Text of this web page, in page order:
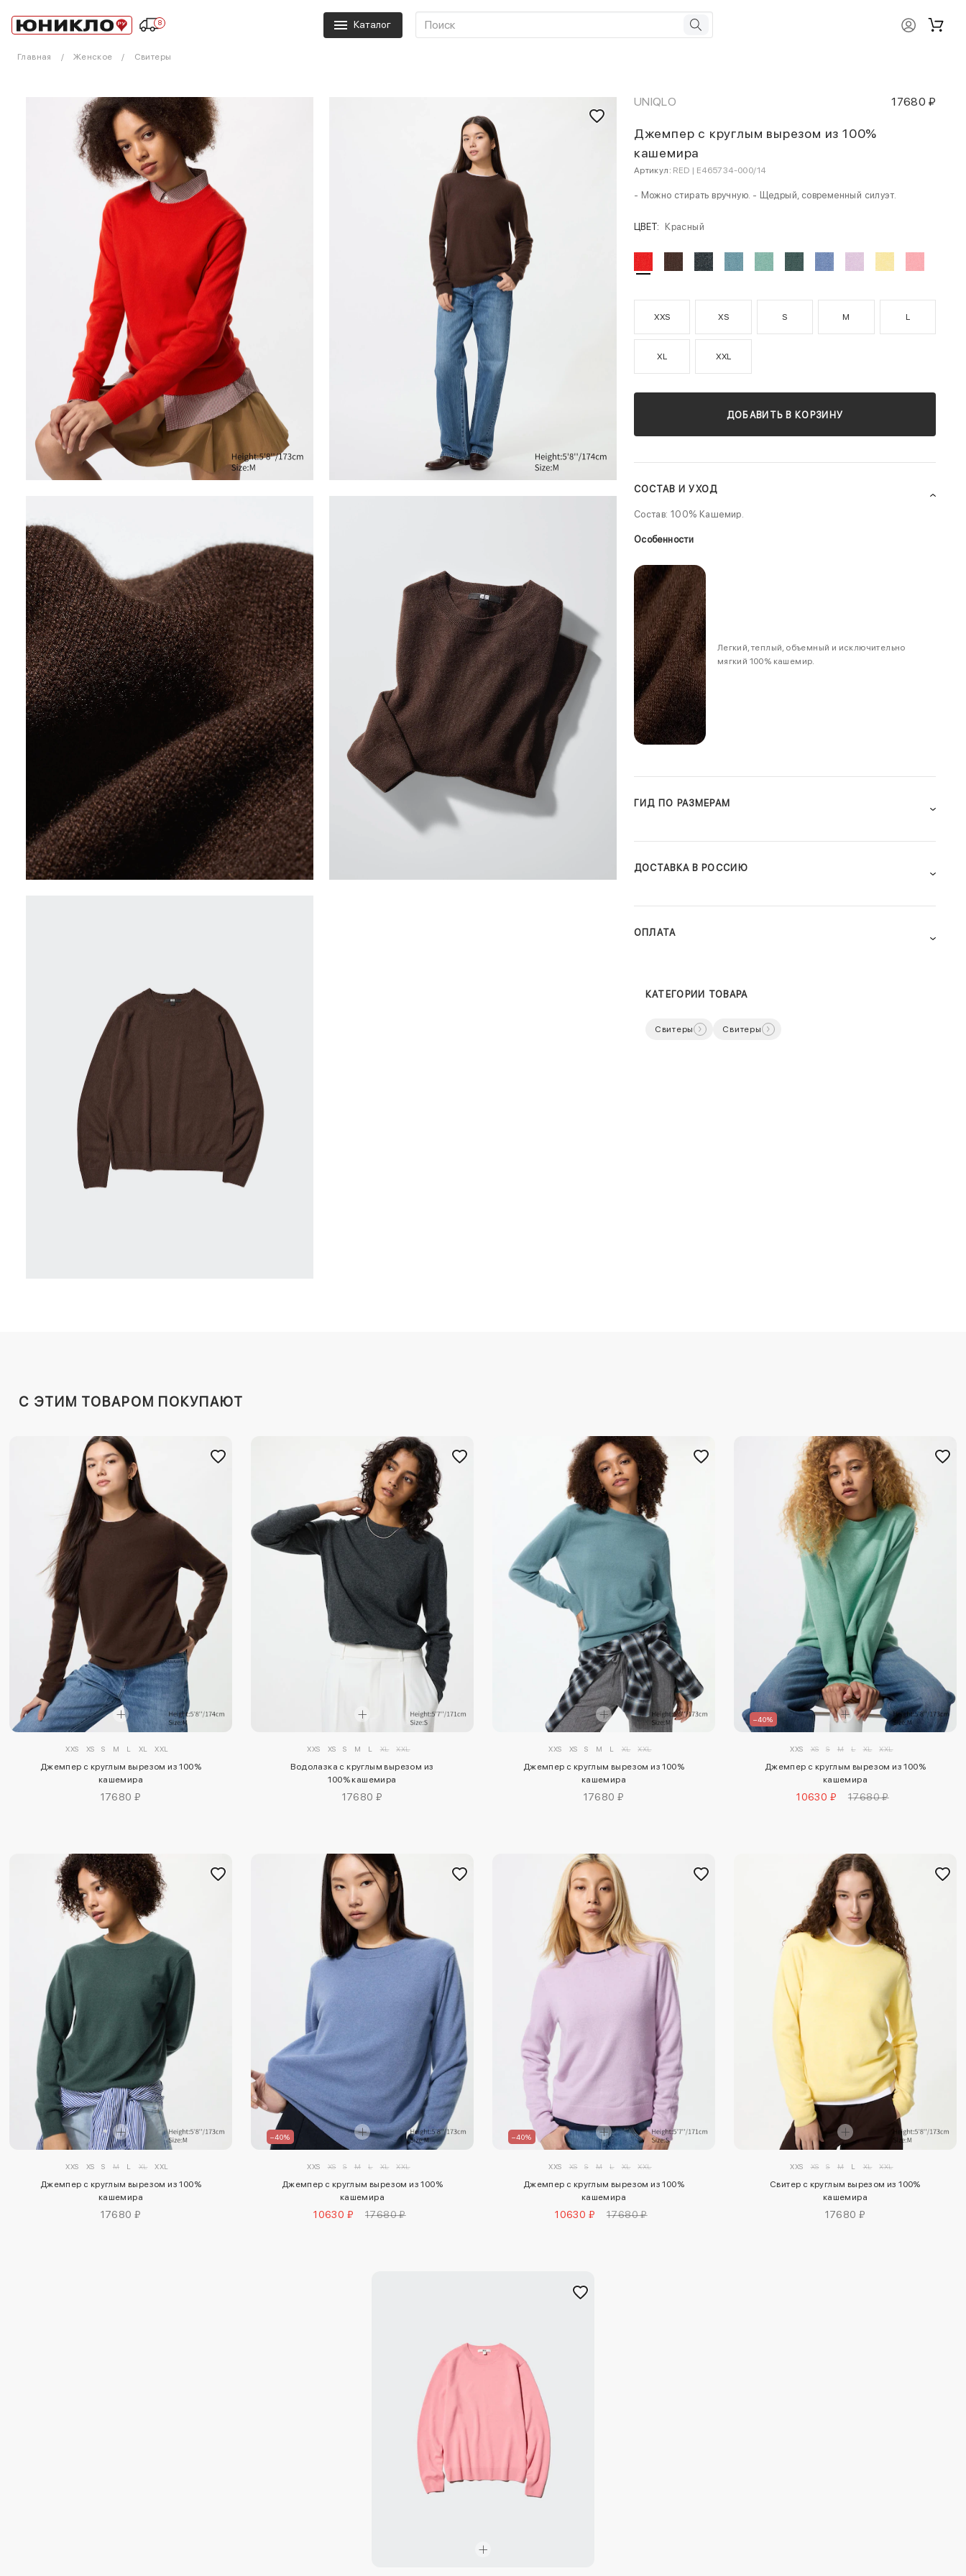
8 Каталог
Главная Женское Свитеры
UNIQLO 17680 ₽
Джемпер с круглым вырезом из 100%
кашемира
Артикул: RED | E465734-000/14
- Можно стирать вручную. - Щедрый, современный силуэт.
ЦВЕТ: Красный
XXS XS S M L
XL XXL
ДОБАВИТЬ В КОРЗИНУ
СОСТАВ И УХОД
Состав: 100% Кашемир.
Особенности
Легкий, теплый, объемный и исключительно
мягкий 100% кашемир.
ГИД ПО РАЗМЕРАМ
ДОСТАВКА В РОССИЮ
ОПЛАТА
КАТЕГОРИИ ТОВАРА
Свитеры Свитеры
C ЭТИМ ТОВАРОМ ПОКУПАЮТ
XXS XS S M L XL XXL
Джемпер с круглым вырезом из 100%
кашемира
17680 ₽
XXS XS S M L XL XXL
Водолазка с круглым вырезом из
100% кашемира
17680 ₽
XXS XS S M L XL XXL
Джемпер с круглым вырезом из 100%
кашемира
17680 ₽
–40%
XXS XS S M L XL XXL
Джемпер с круглым вырезом из 100%
кашемира
10630 ₽ 17680 ₽
XXS XS S M L XL XXL
Джемпер с круглым вырезом из 100%
кашемира
17680 ₽
–40%
XXS XS S M L XL XXL
Джемпер с круглым вырезом из 100%
кашемира
10630 ₽ 17680 ₽
–40%
XXS XS S M L XL XXL
Джемпер с круглым вырезом из 100%
кашемира
10630 ₽ 17680 ₽
XXS XS S M L XL XXL
Свитер с круглым вырезом из 100%
кашемира
17680 ₽